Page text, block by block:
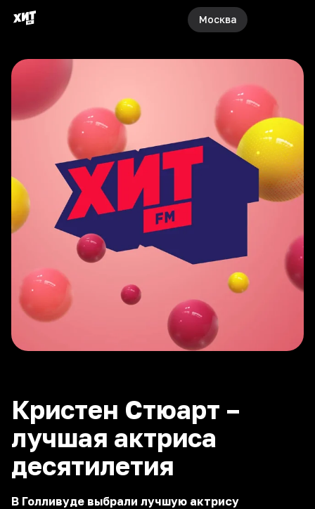
Москва
Кристен Стюарт –
лучшая актриса
десятилетия
В Голливуде выбрали лучшую актрису